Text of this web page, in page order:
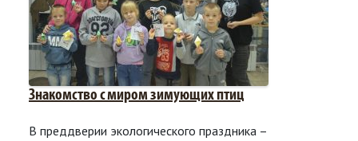
Знакомство с миром зимующих птиц
В преддверии экологического праздника –